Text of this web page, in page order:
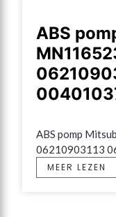
ABS
ABS pomp
06210903113
MEER LEZEN